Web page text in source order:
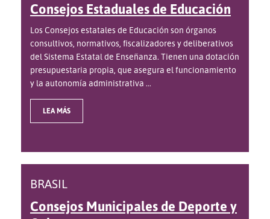
Consejos Estaduales de Educación
Los Consejos estatales de Educación son órganos
consultivos, normativos, fiscalizadores y deliberativos
del Sistema Estatal de Enseñanza. Tienen una dotación
presupuestaria propia, que asegura el funcionamiento
y la autonomía administrativa ...
LEA MÁS
BRASIL
Consejos Municipales de Deporte y